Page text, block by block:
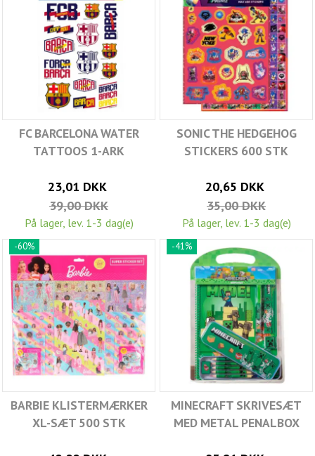
FC BARCELONA WATER
TATTOOS 1-ARK
23,01 DKK
39,00 DKK
På lager, lev. 1-3 dag(e)
SONIC THE HEDGEHOG
STICKERS 600 STK
20,65 DKK
35,00 DKK
På lager, lev. 1-3 dag(e)
-60%
BARBIE KLISTERMÆRKER
XL-SÆT 500 STK
-41%
MINECRAFT SKRIVESÆT
MED METAL PENALBOX